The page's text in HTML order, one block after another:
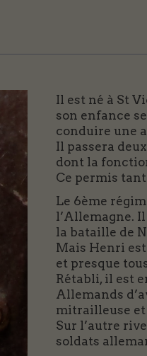
Il est né à St
son enfance
conduire une
Il passera
dont la
Ce permis
Le 6ème
l’Allemagne.
la bataille de
Mais Henri
et presque
Rétabli, il est
Allemands
mitrailleuse et
Sur l’autre
soldats